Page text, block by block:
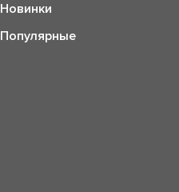
Новинки
Популярные